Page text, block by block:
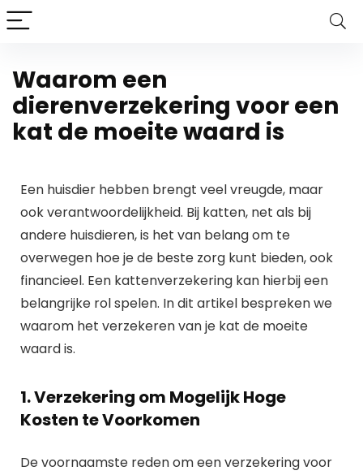
Waarom een
dierenverzekering voor een
kat de moeite waard is
Een huisdier hebben brengt veel vreugde, maar
ook verantwoordelijkheid. Bij katten, net als bij
andere huisdieren, is het van belang om te
overwegen hoe je de beste zorg kunt bieden, ook
financieel. Een kattenverzekering kan hierbij een
belangrijke rol spelen. In dit artikel bespreken we
waarom het verzekeren van je kat de moeite
waard is.
1. Verzekering om Mogelijk Hoge
Kosten te Voorkomen
De voornaamste reden om een verzekering voor